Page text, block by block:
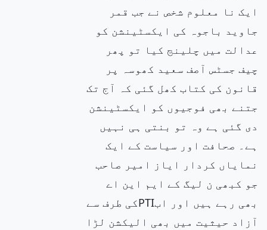
ایک نا معلوم شخص نے جب قمر
جاوید باجوہ کی ایکسٹینشن کو
عدالت میں چلینج کیا تو پھر
چیف جسٹس آصف سعید کھوسہ پر
قانون کی کتاب کھل گئی کہ آج تک
جتنے بھی فوجیوں کو ایکسٹینشن
دی گئی ہے وہ تو بنتی ہی نہیں
ہے۔ صحافت اور سیاست کے ایک
نمایاں کردار ایاز امیر صاحب
جو کبھی ن لیگ کے ایم این اے
بھی رہے ہیں اور ابPTIکی طرف سے
آزاد حیثیت میں بھی الیکشن لڑا